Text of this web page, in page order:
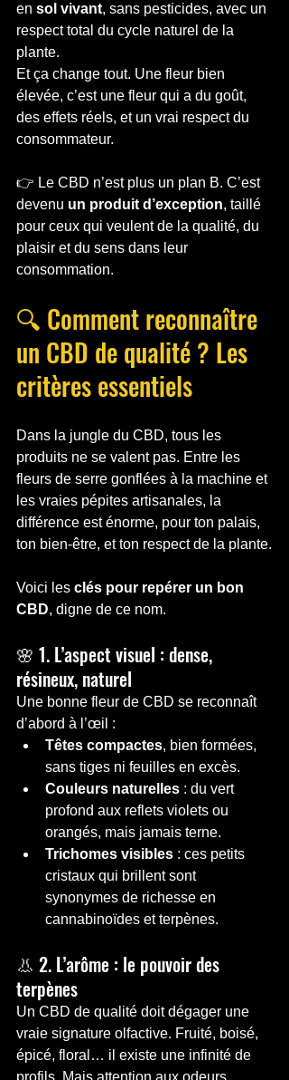
en sol vivant, sans pesticides, avec un
respect total du cycle naturel de la
plante.
Et ça change tout. Une fleur bien
élevée, c’est une fleur qui a du goût,
des effets réels, et un vrai respect du
consommateur.
👉 Le CBD n’est plus un plan B. C’est
devenu un produit d’exception, taillé
pour ceux qui veulent de la qualité, du
plaisir et du sens dans leur
consommation.
🔍 Comment reconnaître
un CBD de qualité ? Les
critères essentiels
Dans la jungle du CBD, tous les
produits ne se valent pas. Entre les
fleurs de serre gonflées à la machine et
les vraies pépites artisanales, la
différence est énorme, pour ton palais,
ton bien-être, et ton respect de la plante.
Voici les clés pour repérer un bon
CBD, digne de ce nom.
🌸 1. L’aspect visuel : dense,
résineux, naturel
Une bonne fleur de CBD se reconnaît
d’abord à l’œil :
Têtes compactes, bien formées,
sans tiges ni feuilles en excès.
Couleurs naturelles : du vert
profond aux reflets violets ou
orangés, mais jamais terne.
Trichomes visibles : ces petits
cristaux qui brillent sont
synonymes de richesse en
cannabinoïdes et terpènes.
👃 2. L’arôme : le pouvoir des
terpènes
Un CBD de qualité doit dégager une
vraie signature olfactive. Fruité, boisé,
épicé, floral… il existe une infinité de
profils. Mais attention aux odeurs